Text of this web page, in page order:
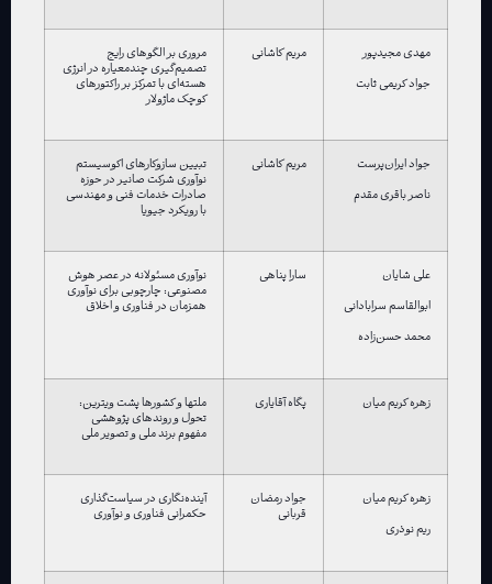
مهدی مجیدپور
جواد کریمی ثابت
مریم کاشانی مروری بر الگوهای رایج
تصمیم‌گیری چندمعیاره در انرژی
هسته‌ای با تمرکز بر راکتورهای
کوچک ماژولار
جواد ایران‌پرست
ناصر باقری مقدم
مریم کاشانی تبیین سازوکارهای اکوسیستم
نوآوری شرکت صانیر در حوزه
صادرات خدمات فنی و مهندسی
با رویکرد جیویا
علی شایان
ابوالقاسم سرابادانی
محمد حسن‌زاده
سارا پناهی نوآوری مسئولانه در عصر هوش
مصنوعی: چارچوبی برای نوآوری
همزمان در فناوری و اخلاق
زهره کریم میان پگاه آقایاری ملتها و کشورها پشت ویترین:
تحول و روندهای پژوهشی
مفهوم برند ملی و تصویر ملی
زهره کریم میان
ریم نوذری
جواد رمضان
قربانی
آینده‌نگاری در سیاست‌گذاری
حکمرانی فناوری و نوآوری